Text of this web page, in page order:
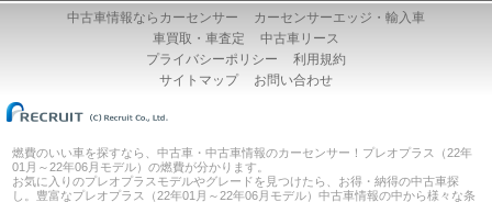
中古車情報ならカーセンサー
カーセンサーエッジ・輸入車
車買取・車査定
中古車リース
プライバシーポリシー
利用規約
サイトマップ
お問い合わせ
燃費のいい車を探すなら、中古車・中古車情報のカーセンサー！プレオプラス（22年
01月～22年06月モデル）の燃費が分かります。
お気に入りのプレオプラスモデルやグレードを見つけたら、お得・納得の中古車探
し。豊富なプレオプラス（22年01月～22年06月モデル）中古車情報の中から様々な条